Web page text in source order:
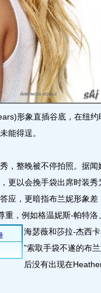
形象直插谷底，在纽约
能得逞。
整晚被不停拍照。据闻
更以会挽手袋出席时装秀
应，更暗指布兰妮形象差
重，例如格温妮斯-帕特洛
海瑟薇和莎拉-杰西卡
”索取手袋不遂的布
后没有出现在